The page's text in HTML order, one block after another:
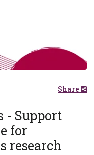
Share
- Support
for
research